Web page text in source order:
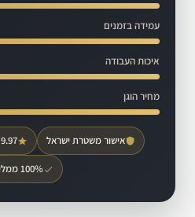
עמידה בזמנים
איכות העבודה
מחיר הוגן
אישור משטרת ישראל 9.97 במידרג · 1,099 חוות דעת
100% ממליצים